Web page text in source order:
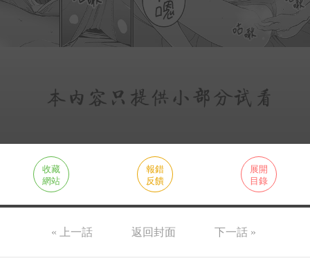
收藏
網站
報錯
反饋
展開
目錄
« 上一話 返回封面 下一話 »